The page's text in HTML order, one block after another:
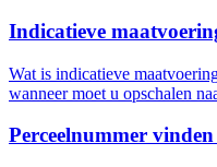
Indicatieve
Wat is indicatieve
wanneer moet u opschalen
Perceelnummer